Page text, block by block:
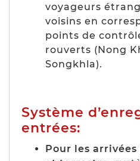
voyageurs
voisins en
points de
rouverts (Nong
Songkhla).
Système
entrées:
Pour les